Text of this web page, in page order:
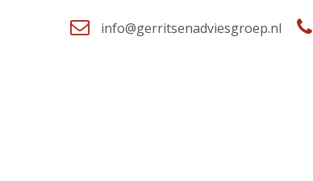
info@gerritsenadviesgroep.nl